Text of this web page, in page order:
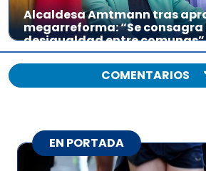
Alcaldesa Amtmann tras
megarreforma: “Se consagra
desigualdad entre comunas”
COMENTARIOS
EN PORTADA